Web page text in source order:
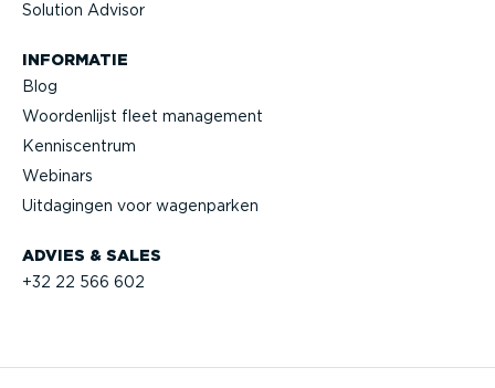
ADVIES & SALES
+32 22 566 602
Solution Advisor
INFORMATIE
Blog
Woorden­lijst fleet management
Kennis­centrum
Webinars
Uitdagingen voor wagenparken